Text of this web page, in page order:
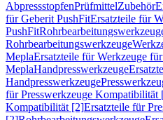
AbpressstopfenPrüfmittelZubehör
für Geberit PushFitErsatzteile für
PushFit
Rohrbearbeitungswerkzeuge
MeplaErsatzteile für Werkzeuge
MeplaHandpresswerkzeuge
Handpresswerkzeuge
für Presswerkzeuge Kompatibilität
Kompatibilität [2]Ersatzteile für